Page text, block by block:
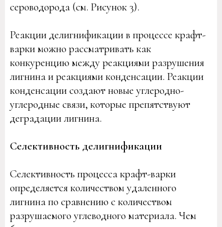
сероводорода (см. Рисунок 3).
Реакции делигнификации в процессе крафт-
варки можно рассматривать как
конкуренцию между реакциями разрушения
лигнина и реакциями конденсации. Реакции
конденсации создают новые углеродно-
углеродные связи, которые препятствуют
деградации лигнина.
Селективность делигнификации
Селективность процесса крафт-варки
определяется количеством удаленного
лигнина по сравнению с количеством
разрушаемого углеводного материала. Чем